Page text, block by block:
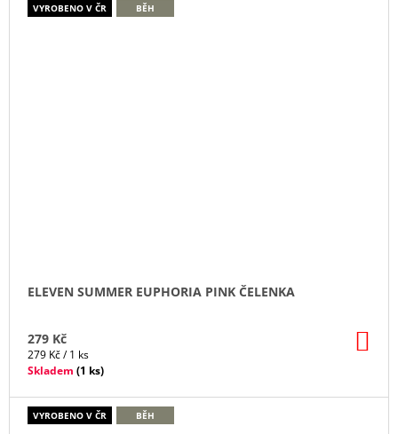
VYROBENO V ČR BĚH
ELEVEN SUMMER EUPHORIA PINK ČELENKA
279 Kč
Měrná
cena:
279 Kč / 1 ks
Skladem (1 ks)
VYROBENO V ČR BĚH